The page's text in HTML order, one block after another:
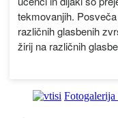
tekmovanjih.
različnih glasbenih
žirij na različnih